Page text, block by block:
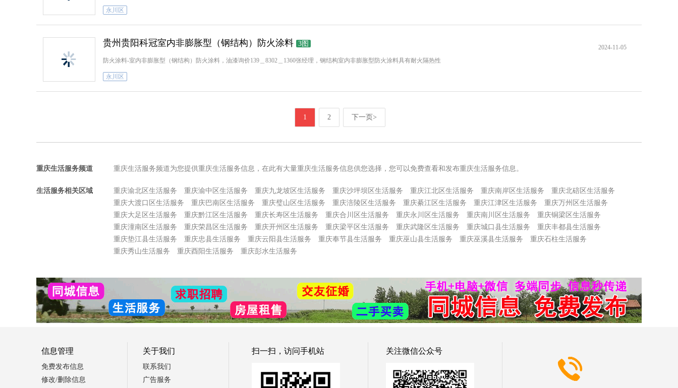
永川区
2024-11-05
贵州贵阳科冠室内非膨胀型（钢结构）防火涂料 3图
防火涂料-室内非膨胀型（钢结构）防火涂料，油漆询价139＿8302＿1360张经理，钢结构室内非膨胀型防火涂料具有耐火隔热性
永川区
1 2 下一页>
重庆生活服务频道 重庆生活服务频道为您提供重庆生活服务信息，在此有大量重庆生活服务信息供您选择，您可以免费查看和发布重庆生活服务信息。
生活服务相关区域 重庆渝北区生活服务 重庆渝中区生活服务 重庆九龙坡区生活服务 重庆沙坪坝区生活服务 重庆江北区生活服务 重庆南岸区生活服务
重庆北碚区生活服务
重庆大渡口区生活服务
重庆巴南区生活服务 重庆璧山区生活服务 重庆涪陵区生活服务 重庆綦江区生活服务 重庆江津区生活服务
重庆万州区生活服务
重庆大足区生活服务
重庆黔江区生活服务 重庆长寿区生活服务 重庆合川区生活服务 重庆永川区生活服务 重庆南川区生活服务
重庆铜梁区生活服务
重庆潼南区生活服务
重庆荣昌区生活服务 重庆开州区生活服务 重庆梁平区生活服务 重庆武隆区生活服务 重庆城口县生活服务
重庆丰都县生活服务
重庆垫江县生活服务
重庆忠县生活服务 重庆云阳县生活服务 重庆奉节县生活服务 重庆巫山县生活服务 重庆巫溪县生活服务
重庆石柱生活服务
重庆秀山生活服务
重庆酉阳生活服务 重庆彭水生活服务
信息管理
免费发布信息
修改/删除信息
关于我们
联系我们
广告服务
扫一扫，访问手机站 关注微信公众号